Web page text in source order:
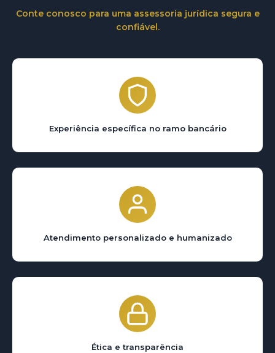
Conte conosco para uma assessoria jurídica segura e
confiável.
Experiência específica no ramo bancário
Atendimento personalizado e humanizado
Ética e transparência